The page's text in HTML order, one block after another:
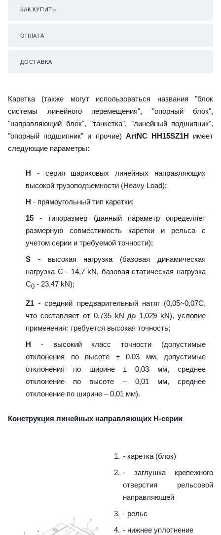
КАК КУПИТЬ
ОПЛАТА
ДОСТАВКА
Каретка (также могут использоваться названия "блок
системы линейного перемещения", "опорный блок",
"направляющий блок", "танкетка", "линейный подшипник",
"опорный подшипник" и прочие) ArtNC HH15SZ1H имеет
следующие параметры:
H - серия шариковых линейных направляющих
высокой грузоподъемности (Heavy Load);
H - прямоугольный тип каретки;
15 - типоразмер (данный параметр определяет
размерную совместимость каретки и рельса с
учетом серии и требуемой точности);
S - высокая нагрузка (базовая динамическая
нагрузка C - 14,7 kN, базовая статическая нагрузка
С0 - 23,47 kN);
Z1 - средний предварительный натяг (0,05~0,07C,
что составляет от 0,735 kN до 1,029 kN), условие
применения: требуется высокая точность;
H - высокий класс точности (допустимые
отклонения по высоте ± 0,03 мм, допустимые
отклонения по ширине ± 0,03 мм, среднее
отклонение по высоте – 0,01 мм, среднее
отклонение по ширине – 0,01 мм).
Конструкция линейных направляющих H-серии
- каретка (блок)
- заглушка крепежного
отверстия рельсовой
направляющей
- рельс
- нижнее уплотнение